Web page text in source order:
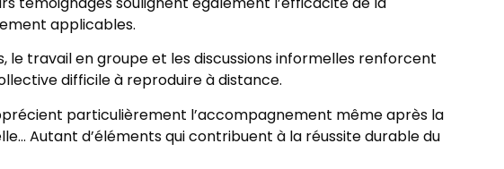
applicables.
le travail en groupe et les discussions informelles renforcent
difficile à reproduire à distance.
particulièrement l’accompagnement même après la
Autant d’éléments qui contribuent à la réussite durable du